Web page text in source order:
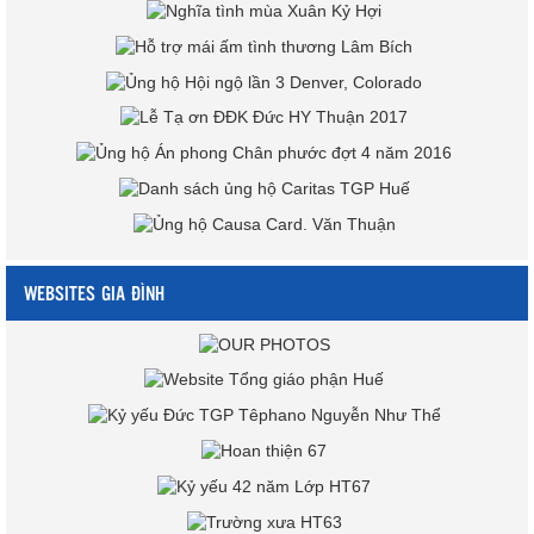
WEBSITES GIA ĐÌNH